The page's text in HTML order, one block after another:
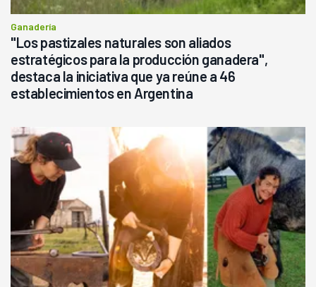
Ganadería
"Los pastizales naturales son aliados
estratégicos para la producción ganadera",
destaca la iniciativa que ya reúne a 46
establecimientos en Argentina